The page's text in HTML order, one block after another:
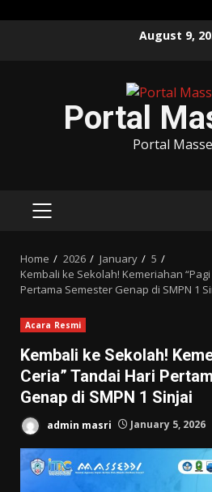
August 9,
Portal
Portal
PRIMARY
Home 2026 January
5
Kembali ke Sekolah! Kemeriahan
Pertama Semester Genap di SMPN 1
Acara Resmi
Kembali ke Sekolah!
Ceria” Tandai Hari
Genap di SMPN 1 Sinjai
admin masri January 5, 2026